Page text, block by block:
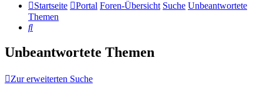
Startseite Portal Foren-Übersicht Suche Unbeantwortete
Themen
Suche
Unbeantwortete Themen
Zur erweiterten Suche